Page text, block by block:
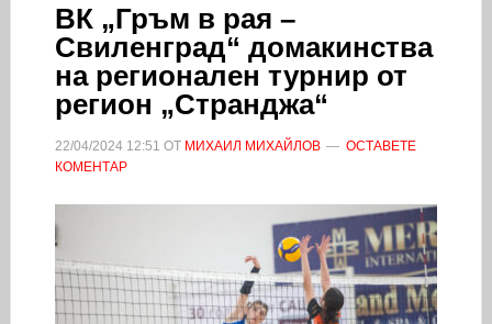
ВК „Гръм в рая –
Свиленград“ домакинства
на регионален турнир от
регион „Странджа“
22/04/2024 12:51 ОТ МИХАИЛ МИХАЙЛОВ
ОСТАВЕТЕ
КОМЕНТАР